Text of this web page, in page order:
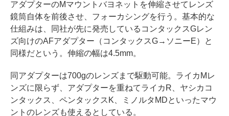
アダプターのMマウントバヨネットを伸縮させてレンズ
鏡筒自体を前後させ、フォーカシングを行う。基本的な
仕組みは、同社が先に発売しているコンタックスGレン
ズ向けのAFアダプター（コンタックスG→ソニーE）と
同様だという。伸縮の幅は4.5mm。
同アダプターは700gのレンズまで駆動可能。ライカMレ
ンズに限らず、アダプターを重ねてライカR、ヤシカコ
ンタックス、ペンタックスK、ミノルタMDといったマウ
ントのレンズも使えるとしている。